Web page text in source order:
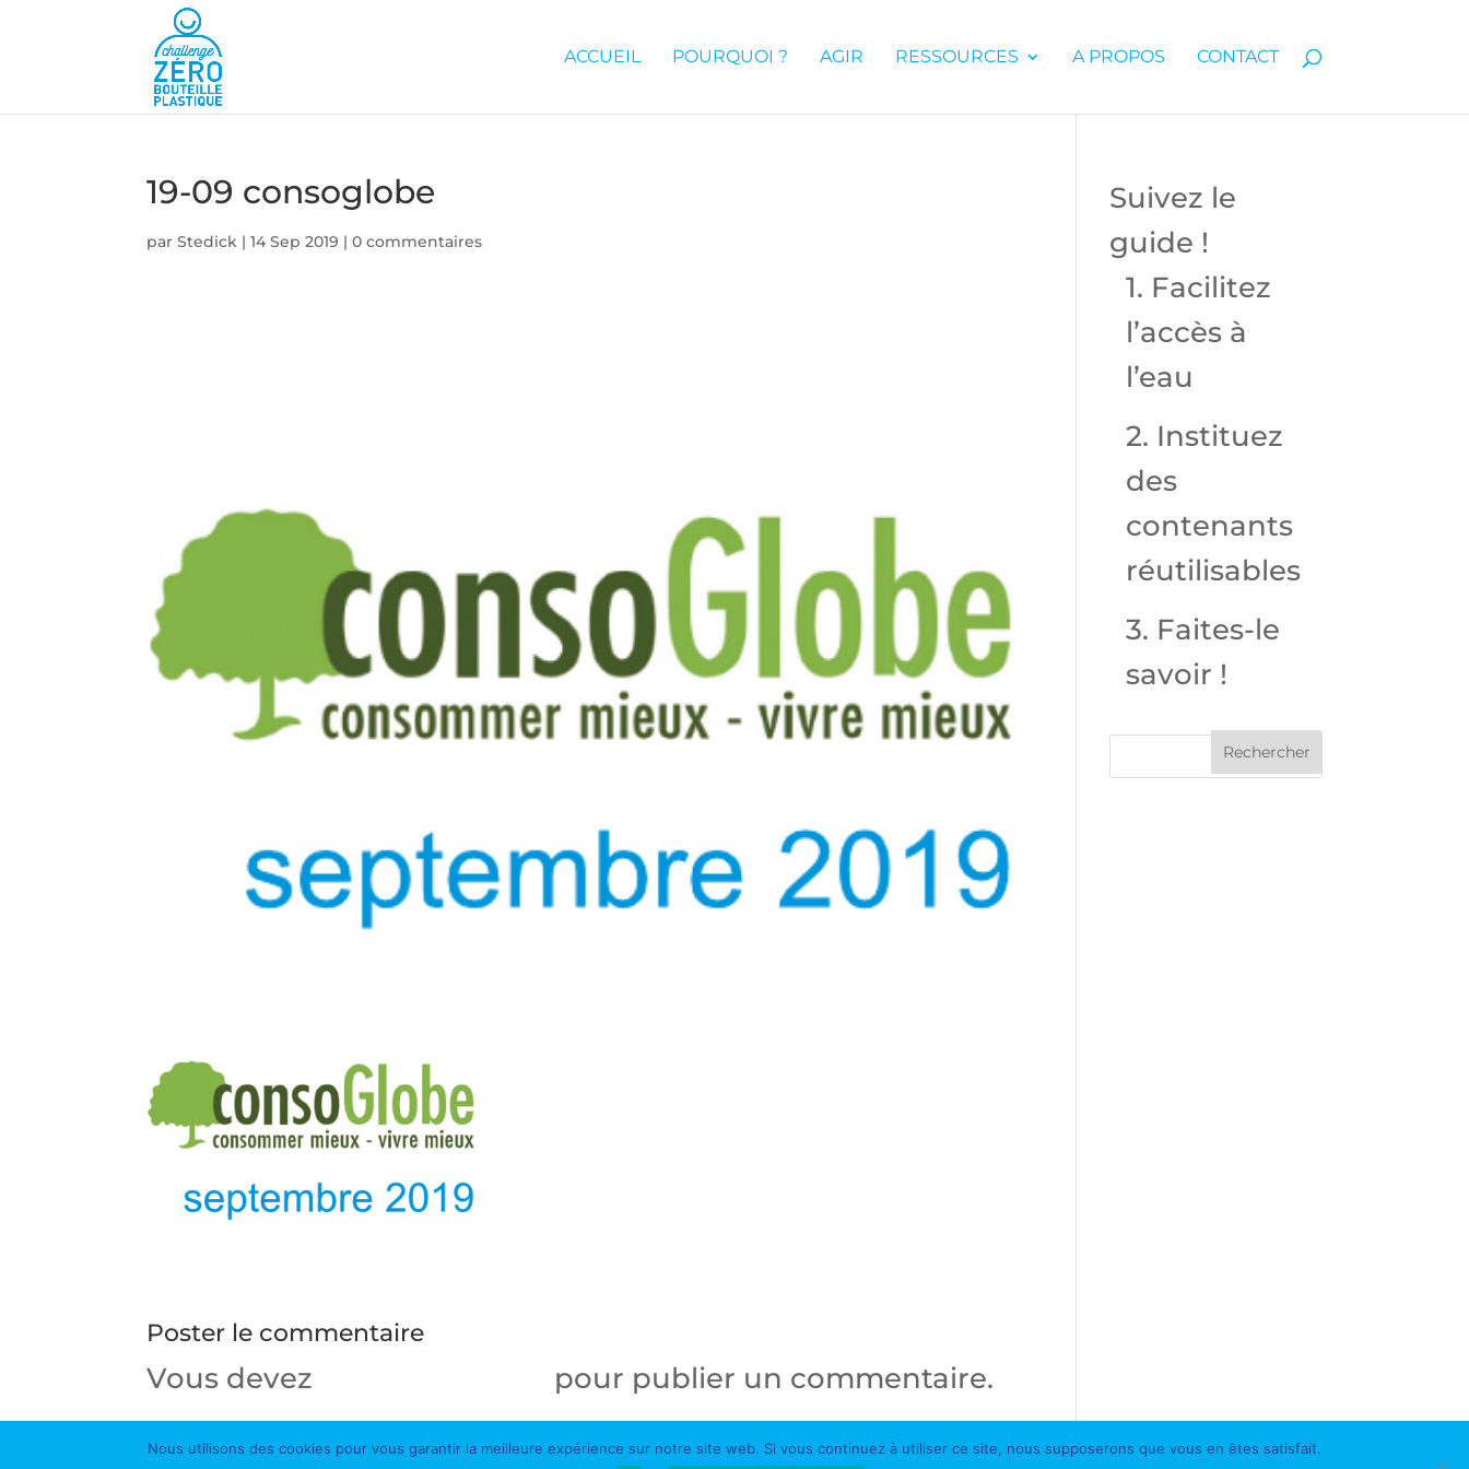
ACCUEIL POURQUOI ? AGIR RESSOURCES A PROPOS CONTACT
19-09 consoglobe
parStedick |14 Sep 2019 |0 commentaires
Poster le commentaire
Vous devez pour publier un commentaire.
Suivez le
guide !
1. Facilitez
l’accès à
l’eau
2. Instituez
des
contenants
réutilisables
3. Faites-le
savoir !
Nous utilisons des cookies pour vous garantir la meilleure expérience sur notre site web. Si vous continuez à utiliser ce site, nous supposerons que vous en êtes satisfait.